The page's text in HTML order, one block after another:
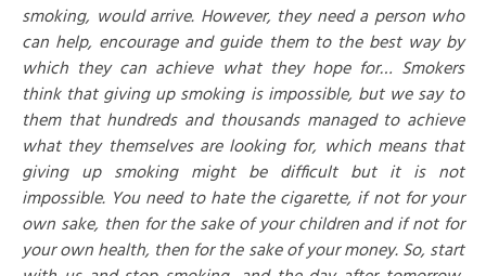
smoking, would arrive. However, they need a person who
can help, encourage and guide them to the best way by
which they can achieve what they hope for… Smokers
think that giving up smoking is impossible, but we say to
them that hundreds and thousands managed to achieve
what they themselves are looking for, which means that
giving up smoking might be difficult but it is not
impossible. You need to hate the cigarette, if not for your
own sake, then for the sake of your children and if not for
your own health, then for the sake of your money. So, start